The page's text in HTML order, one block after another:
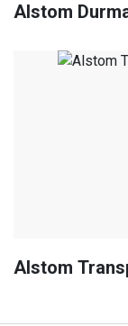
Alstom
Alstom